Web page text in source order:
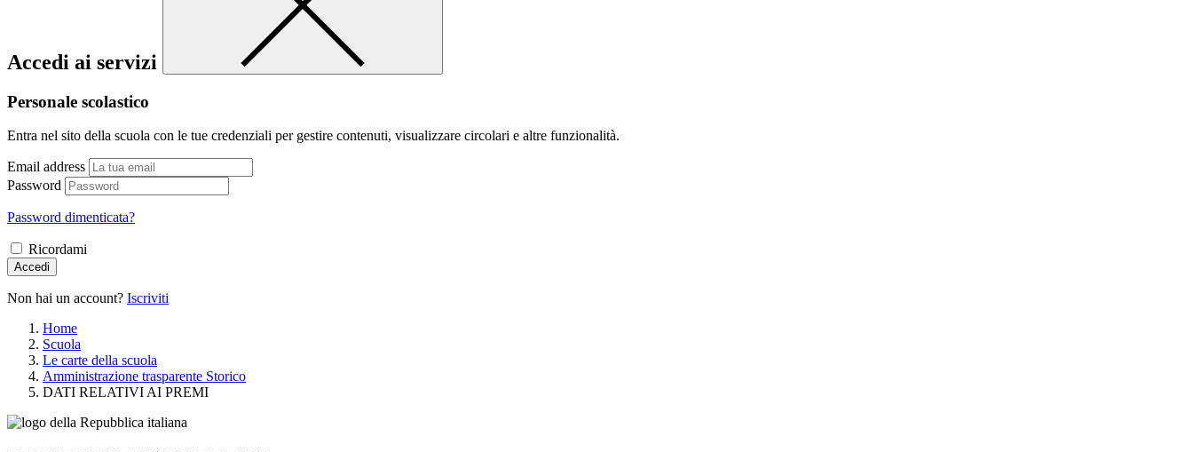
Accedi ai servizi
Personale scolastico
Entra nel sito della scuola con le tue credenziali per gestire contenuti, visualizzare circolari e altre funzionalità.
Email address
Password
Password dimenticata?
Ricordami
Accedi
Non hai un account? Iscriviti
Home
Scuola
Le carte della scuola
Amministrazione trasparente Storico
DATI RELATIVI AI PREMI